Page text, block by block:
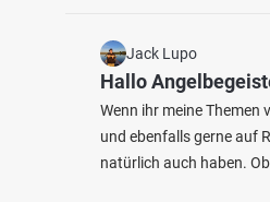
Jack Lupo
Hallo
Wenn ihr meine Themen
und ebenfalls gerne auf
natürlich auch haben.